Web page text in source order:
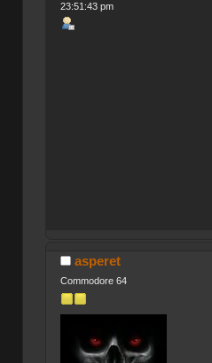
23:51:43 pm
asperet
Commodore 64